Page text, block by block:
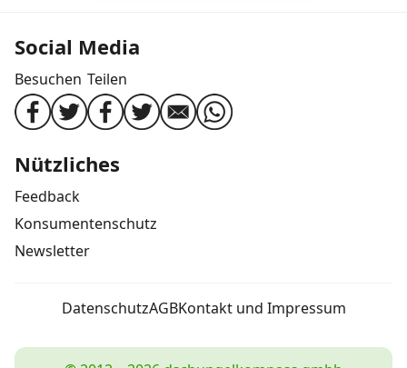
Social Media
Besuchen Teilen
Nützliches
Feedback
Konsumentenschutz
Newsletter
DatenschutzAGBKontakt und Impressum